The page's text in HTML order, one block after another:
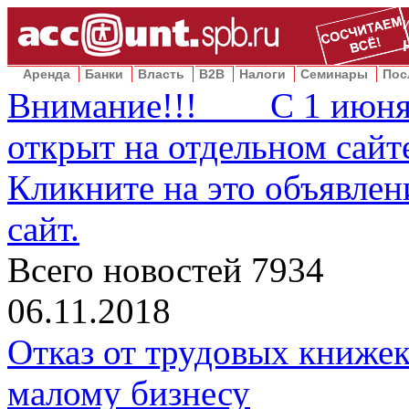
Аренда Банки Власть B2B Налоги Семинары
Внимание!!! С 1 июня
открыт на отдельном
Кликните на это
сайт.
Всего новостей 7934
06.11.2018
Отказ от трудовых
малому бизнесу